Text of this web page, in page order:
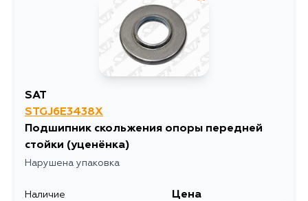
SAT
STGJ6E3438X
Подшипник скольжения опоры передней
стойки (уценёнка)
Нарушена упаковка
Наличие Цена